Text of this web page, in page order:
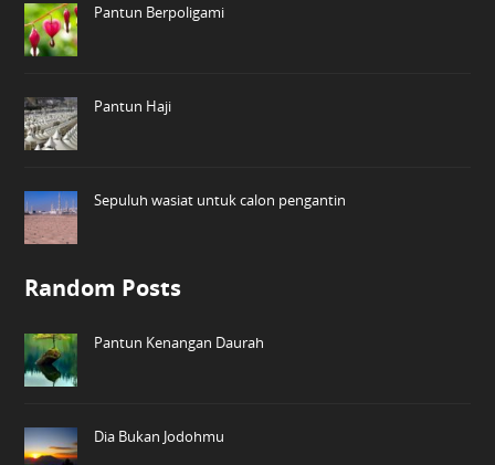
Pantun Berpoligami
Pantun Haji
Sepuluh wasiat untuk calon pengantin
Random Posts
Pantun Kenangan Daurah
Dia Bukan Jodohmu